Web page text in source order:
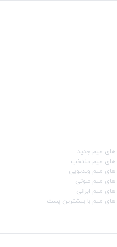
های میم جدید
های میم منتخب
های میم ویدیویی
های میم صوتی
میم ایرانی
های میم با بیشترین پست